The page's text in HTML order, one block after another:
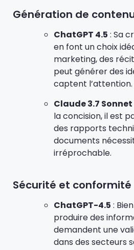
Génération de
ChatGPT 4.5 : Sa
en font un choix
marketing, des
peut générer des
captent l’attention.
Claude 3.7 Sonnet
la concision, il est
des rapports
documents
irréprochable.
Sécurité et conformité
ChatGPT-4.5 :
produire des
demandent une
dans des secteurs